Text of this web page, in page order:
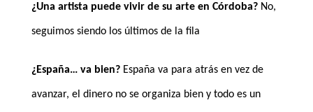
¿Una artista puede vivir de su arte en Córdoba? No,
seguimos siendo los últimos de la fila
¿España… va bien? España va para atrás en vez de
avanzar, el dinero no se organiza bien y todo es un